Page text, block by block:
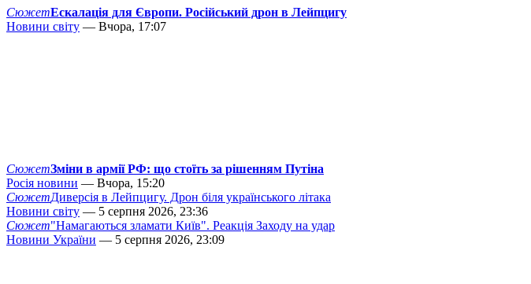
СюжетЕскалація для Європи. Російський дрон в Лейпцигу
Новини світу — Вчора, 17:07
СюжетЗміни в армії РФ: що стоїть за рішенням Путіна
Росія новини — Вчора, 15:20
СюжетДиверсія в Лейпцигу. Дрон біля українського літака
Новини світу — 5 серпня 2026, 23:36
Сюжет"Намагаються зламати Київ". Реакція Заходу на удар
Новини України — 5 серпня 2026, 23:09